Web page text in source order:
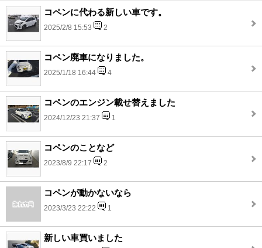
コペンに代わる新しい車です。
2025/2/8 15:53 2
コペン廃車になりました。
2025/1/18 16:44 4
コペンのエンジン載せ替えました
2024/12/23 21:37 1
コペンのことなど
2023/8/9 22:17 2
コペンが動かないなら
2023/3/23 22:22 1
新しい車買いました